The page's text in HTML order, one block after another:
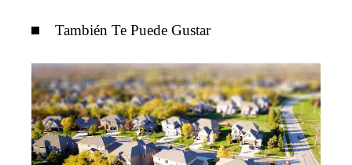
También Te Puede Gustar